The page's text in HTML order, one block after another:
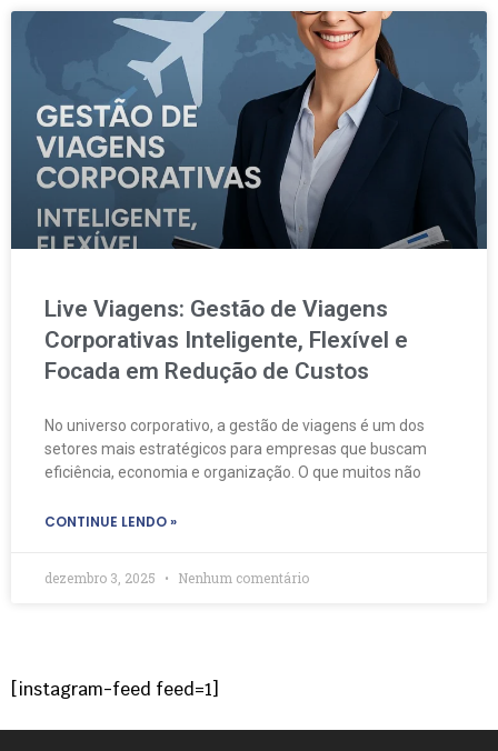
Live Viagens: Gestão de Viagens
Corporativas Inteligente, Flexível e
Focada em Redução de Custos
No universo corporativo, a gestão de viagens é um dos
setores mais estratégicos para empresas que buscam
eficiência, economia e organização. O que muitos não
CONTINUE LENDO »
dezembro 3, 2025 Nenhum comentário
[instagram-feed feed=1]